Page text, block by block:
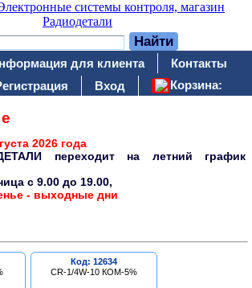
для клиента
Контакты
Вход Корзина:
2026 года
переходит на летний график
c 9.00 до 19.00,
- выходные дни
Код: 12634
CR-1/4W-10 КОМ-5%